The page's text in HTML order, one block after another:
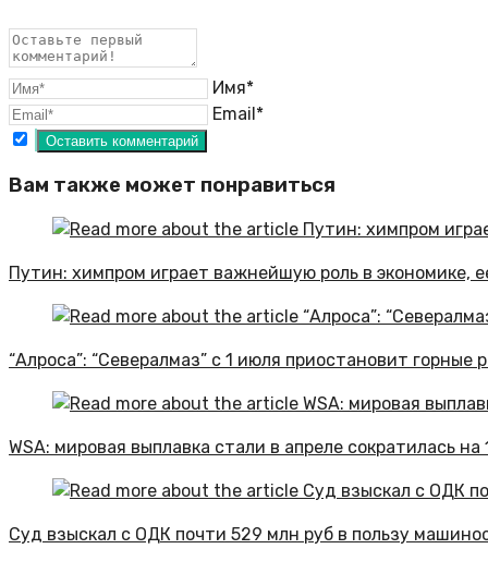
Имя*
Email*
Вам также может понравиться
Путин: химпром играет важнейшую роль в экономике,
“Алроса”: “Севералмаз” с 1 июля приостановит горные
WSA: мировая выплавка стали в апреле сократилась
Суд взыскал с ОДК почти 529 млн руб в пользу